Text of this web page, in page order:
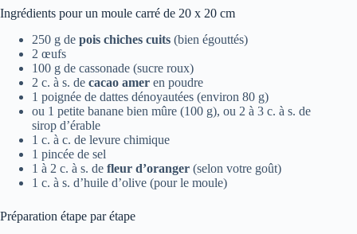
Ingrédients pour un moule carré de 20 x 20 cm
250 g de pois chiches cuits (bien égouttés)
2 œufs
100 g de cassonade (sucre roux)
2 c. à s. de cacao amer en poudre
1 poignée de dattes dénoyautées (environ 80 g)
ou 1 petite banane bien mûre (100 g), ou 2 à 3 c. à s. de
sirop d’érable
1 c. à c. de levure chimique
1 pincée de sel
1 à 2 c. à s. de fleur d’oranger (selon votre goût)
1 c. à s. d’huile d’olive (pour le moule)
Préparation étape par étape